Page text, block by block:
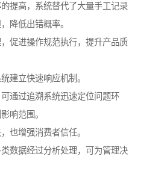
提高，系统替代了大量手工记录
降低出错概率。
促进操作规范执行，提升产品质
建立快速响应机制。
通过追溯系统迅速定位问题环
响范围。
也增强消费者信任。
数据经过分析处理，可为管理决